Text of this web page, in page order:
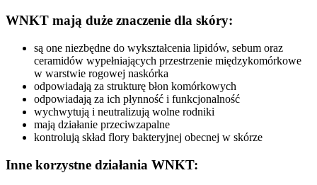
WNKT mają duże znaczenie dla skóry:
są one niezbędne do wykształcenia lipidów, sebum oraz
ceramidów wypełniających przestrzenie międzykomórkowe
w warstwie rogowej naskórka
odpowiadają za strukturę błon komórkowych
odpowiadają za ich płynność i funkcjonalność
wychwytują i neutralizują wolne rodniki
mają działanie przeciwzapalne
kontrolują skład flory bakteryjnej obecnej w skórze
Inne korzystne działania WNKT: